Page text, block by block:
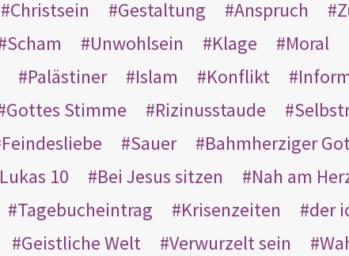
Christsein
Gestaltung Anspruch
Scham
Unwohlsein Klage Moral
Palästiner
Islam Konflikt
Gottes Stimme
Rizinusstaude
Feindesliebe
Sauer Bahmherziger
Lukas 10
Bei Jesus sitzen Nah am
Tagebucheintrag
Krisenzeiten der
Geistliche Welt
Verwurzelt sein